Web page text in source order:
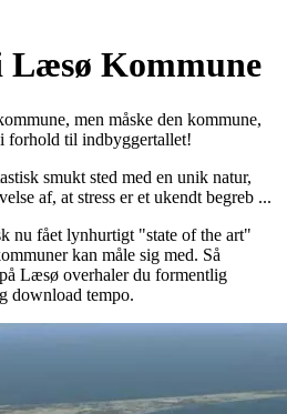
Kommune
men måske den kommune,
forhold til indbyggertallet!
smukt sted med en unik natur,
af, at stress er et ukendt begreb ...
nu fået lynhurtigt "state of the art"
kan måle sig med. Så
Læsø overhaler du formentlig
download tempo.